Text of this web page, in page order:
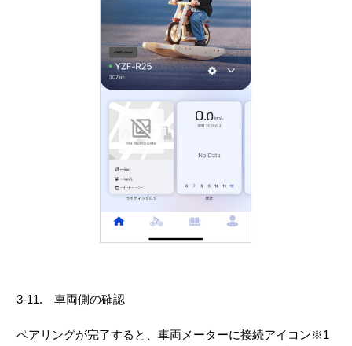
3-11. 車両側の確認
ペアリングが完了すると、車両メーターに接続アイコン※1